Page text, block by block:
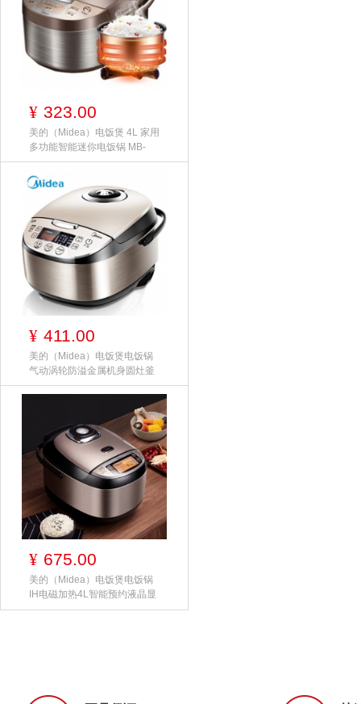
¥ 323.00
美的（Midea）电饭煲 4L 家用
多功能智能迷你电饭锅 MB-
¥ 411.00
美的（Midea）电饭煲电饭锅
气动涡轮防溢金属机身圆灶釜
内胆4L
¥ 675.00
美的（Midea）电饭煲电饭锅
IH电磁加热4L智能预约液晶显
示2